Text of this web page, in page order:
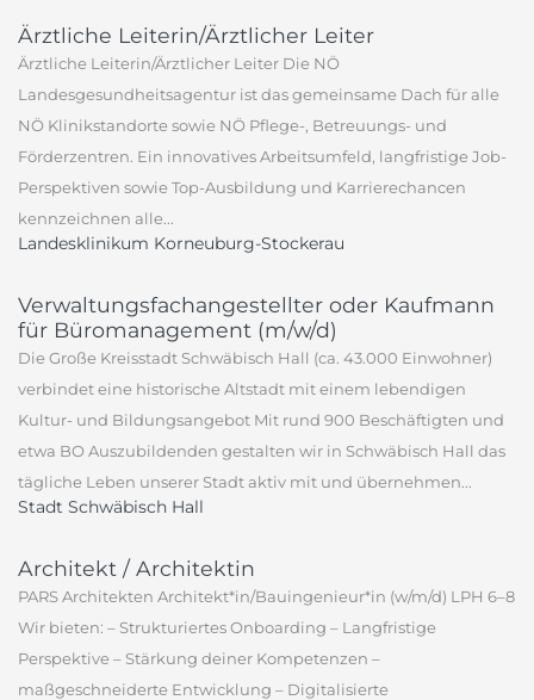
Ärztliche Leiterin/Ärztlicher Leiter
Ärztliche Leiterin/Ärztlicher Leiter Die NÖ
Landesgesundheitsagentur ist das gemeinsame Dach für alle
NÖ Klinikstandorte sowie NÖ Pflege-, Betreuungs- und
Förderzentren. Ein innovatives Arbeitsumfeld, langfristige Job-
Perspektiven sowie Top-Ausbildung und Karrierechancen
kennzeichnen alle...
Landesklinikum Korneuburg-Stockerau
Verwaltungsfachangestellter oder Kaufmann
für Büromanagement (m/w/d)
Die Große Kreisstadt Schwäbisch Hall (ca. 43.000 Einwohner)
verbindet eine historische Altstadt mit einem lebendigen
Kultur- und Bildungsangebot Mit rund 900 Beschäftigten und
etwa BO Auszubildenden gestalten wir in Schwäbisch Hall das
tägliche Leben unserer Stadt aktiv mit und übernehmen...
Stadt Schwäbisch Hall
Architekt / Architektin
PARS Architekten Architekt*in/Bauingenieur*in (w/m/d) LPH 6–8
Wir bieten: – Strukturiertes Onboarding – Langfristige
Perspektive – Stärkung deiner Kompetenzen –
maßgeschneiderte Entwicklung – Digitalisierte